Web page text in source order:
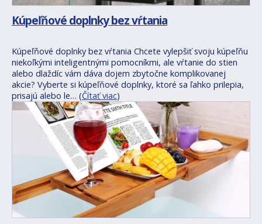
Kúpeľňové doplnky bez vŕtania
Kúpeľňové doplnky bez vŕtania Chcete vylepšiť svoju kúpeľňu
niekoľkými inteligentnými pomocníkmi, ale vŕtanie do stien
alebo dlaždíc vám dáva dojem zbytočne komplikovanej
akcie? Vyberte si kúpeľňové doplnky, ktoré sa ľahko prilepia,
prisajú alebo le… (Čítať viac)